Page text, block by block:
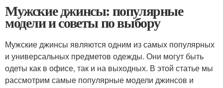
Мужские джинсы: популярные
модели и советы по выбору
Мужские джинсы являются одним из самых популярных
и универсальных предметов одежды. Они могут быть
одеты как в офисе, так и на выходных. В этой статье мы
рассмотрим самые популярные модели джинсов и